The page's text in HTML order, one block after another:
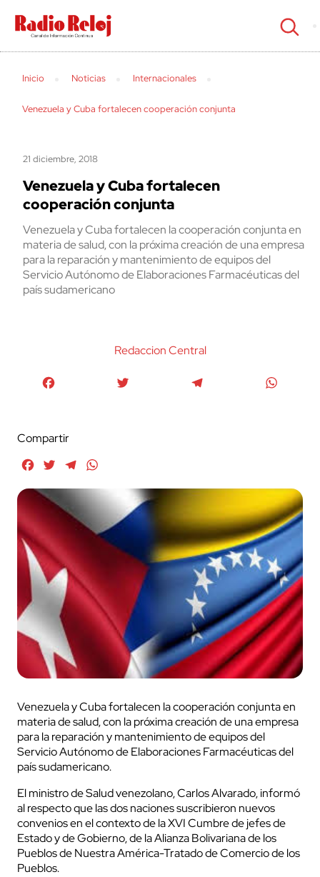
cerrar
Inicio Noticias Internacionales
Venezuela y Cuba fortalecen cooperación conjunta
21 diciembre, 2018
Venezuela y Cuba fortalecen
cooperación conjunta
Venezuela y Cuba fortalecen la cooperación conjunta en
materia de salud, con la próxima creación de una empresa
para la reparación y mantenimiento de equipos del
Servicio Autónomo de Elaboraciones Farmacéuticas del
país sudamericano
Redaccion Central
Compartir
FacebookTwitterTelegram
Venezuela y Cuba fortalecen la cooperación conjunta en
materia de salud, con la próxima creación de una empresa
para la reparación y mantenimiento de equipos del
Servicio Autónomo de Elaboraciones Farmacéuticas del
país sudamericano.
El ministro de Salud venezolano, Carlos Alvarado, informó
al respecto que las dos naciones suscribieron nuevos
convenios en el contexto de la XVI Cumbre de jefes de
Estado y de Gobierno, de la Alianza Bolivariana de los
Pueblos de Nuestra América-Tratado de Comercio de los
Pueblos.